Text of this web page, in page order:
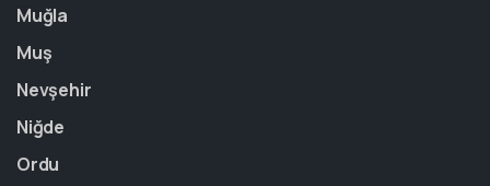
Muğla
Muş
Nevşehir
Niğde
Ordu